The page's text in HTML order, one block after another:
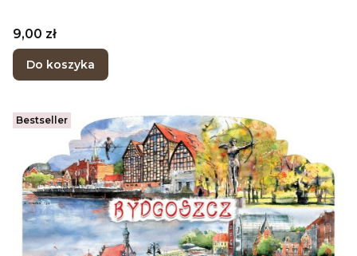
Cena
9,00 zł
Do koszyka
Bestseller